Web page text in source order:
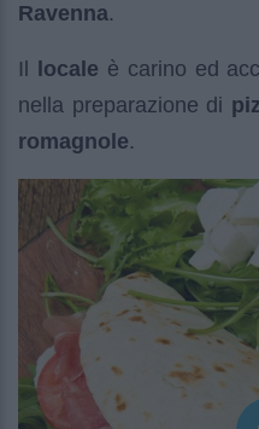
Ravenna.
Il locale è carino ed
nella preparazione di
romagnole.